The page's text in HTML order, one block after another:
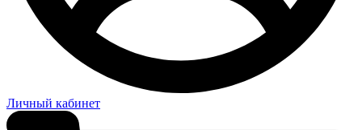
Личный кабинет